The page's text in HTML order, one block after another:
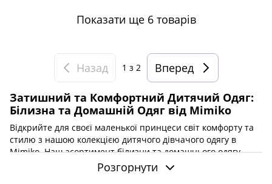
Показати ще 6 товарів
Назад 1 з 2 Вперед
Затишний та Комфортний Дитячий Одяг:
Білизна та Домашній Одяг від Mimiko
Відкрийте для своєї маленької принцеси світ комфорту та
стилю з нашою колекцією дитячого дівчачого одягу в
Mimiko. Наш асортимент білизни та домашнього одягу
створений, щоб забезпечити вашій дитині максимальний
комфорт та гарний настрій. Ви знайдете:
Розгорнути